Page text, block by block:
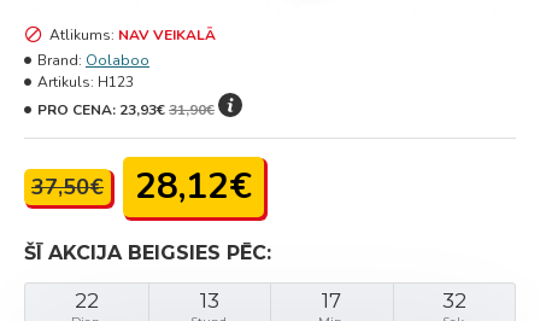
ŠĪ AKCIJA BEIGSIES PĒC:
22 13 17 32
37,50€ 28,12€
Atlikums: NAV VEIKALĀ
Brand: Oolaboo
Artikuls: H123
PRO CENA: 23,93€31,90€